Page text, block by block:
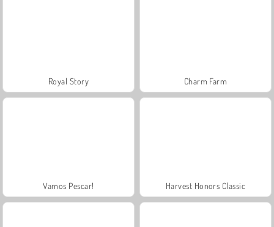
Royal Story Charm Farm
Vamos Pescar! Harvest Honors Classic